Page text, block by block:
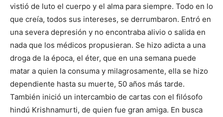
vistió de luto el cuerpo y el alma para siempre. Todo en lo
que creía, todos sus intereses, se derrumbaron. Entró en
una severa depresión y no encontraba alivio o salida en
nada que los médicos propusieran. Se hizo adicta a una
droga de la época, el éter, que en una semana puede
matar a quien la consuma y milagrosamente, ella se hizo
dependiente hasta su muerte, 50 años más tarde.
También inició un intercambio de cartas con el filósofo
hindú Krishnamurti, de quien fue gran amiga. En busca